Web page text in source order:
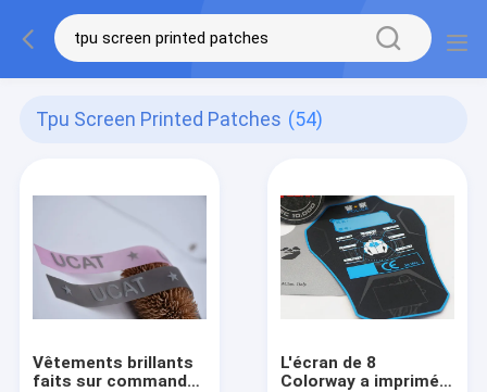
Tpu Screen Printed Patches (54)
Vêtements brillants
faits sur commande
L'écran de 8
Colorway a imprimé